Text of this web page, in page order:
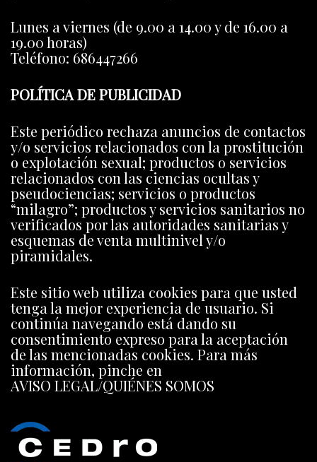
Lunes a viernes (de 9.00 a 14.00 y de 16.00 a
19.00 horas)
Teléfono: 686447266
POLÍTICA DE PUBLICIDAD
Este periódico rechaza anuncios de contactos
y/o servicios relacionados con la prostitución
o explotación sexual; productos o servicios
relacionados con las ciencias ocultas y
pseudociencias; servicios o productos
“milagro”; productos y servicios sanitarios no
verificados por las autoridades sanitarias y
esquemas de venta multinivel y/o
piramidales.
Este sitio web utiliza cookies para que usted
tenga la mejor experiencia de usuario. Si
continúa navegando está dando su
consentimiento expreso para la aceptación
de las mencionadas cookies. Para más
información, pinche en
AVISO LEGAL/QUIÉNES SOMOS